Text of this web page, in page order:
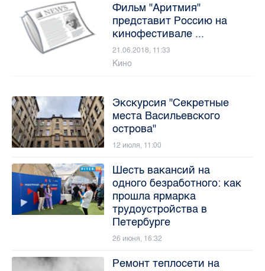
Фильм "Аритмия"
представит Россию на
кинофестивале ...
21.06.2018, 11:33
Кино
Экскурсия "Секретные
места Васильевского
острова"
12 июля, 11:00
Шесть вакансий на
одного безработного: как
прошла ярмарка
трудоустройства в
Петербурге
26 июня, 16:32
Ремонт теплосети на